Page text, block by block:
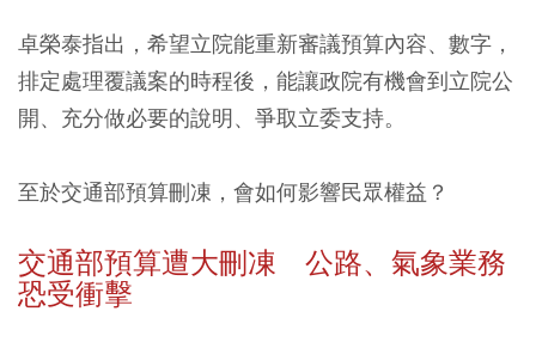
卓榮泰指出，希望立院能重新審議預算內容、數字，
排定處理覆議案的時程後，能讓政院有機會到立院公
開、充分做必要的說明、爭取立委支持。
至於交通部預算刪凍，會如何影響民眾權益？
交通部預算遭大刪凍 公路、氣象業務
恐受衝擊